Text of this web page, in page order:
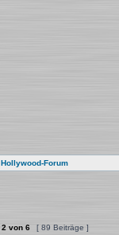
Hollywood-Forum
2 von 6 [ 89 Beiträge ]